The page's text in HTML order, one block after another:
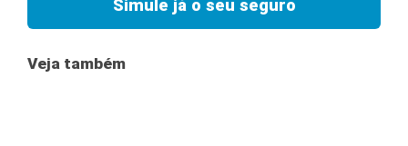
Simule já o seu seguro
Veja também